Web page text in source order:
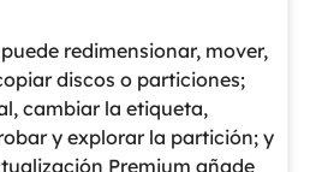
redimensionar, mover,
discos o particiones;
cambiar la etiqueta,
y explorar la partición; y
Premium añade